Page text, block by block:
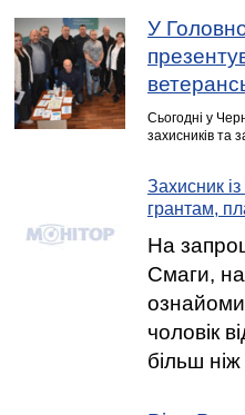
У
Сьогодні у
захисників та
Захисник
грантам,
На
Смаги,
чоловік
більш ніж